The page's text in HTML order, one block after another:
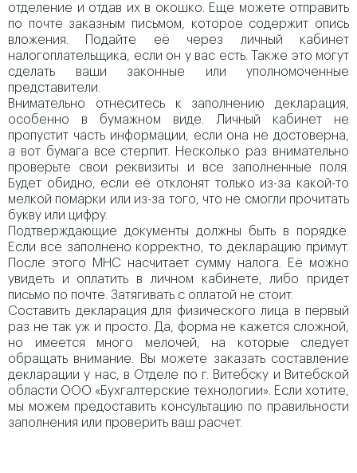
отделение и отдав их в окошко. Еще можете отправить
по почте заказным письмом, которое содержит опись
вложения. Подайте её через личный кабинет
налогоплательщика, если он у вас есть. Также это могут
сделать ваши законные или уполномоченные
представители.
Внимательно отнеситесь к заполнению декларация,
особенно в бумажном виде. Личный кабинет не
пропустит часть информации, если она не достоверна,
а вот бумага все стерпит. Несколько раз внимательно
проверьте свои реквизиты и все заполненные поля.
Будет обидно, если её отклонят только из-за какой-то
мелкой помарки или из-за того, что не смогли прочитать
букву или цифру.
Подтверждающие документы должны быть в порядке.
Если все заполнено корректно, то декларацию примут.
После этого МНС насчитает сумму налога. Её можно
увидеть и оплатить в личном кабинете, либо придет
письмо по почте. Затягивать с оплатой не стоит.
Составить декларация для физического лица в первый
раз не так уж и просто. Да, форма не кажется сложной,
но имеется много мелочей, на которые следует
обращать внимание. Вы можете заказать составление
декларации у нас, в Отделе по г. Витебску и Витебской
области ООО «Бухгалтерские технологии». Если хотите,
мы можем предоставить консультацию по правильности
заполнения или проверить ваш расчет.